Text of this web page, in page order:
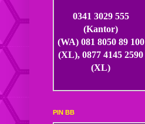
0341 3029 555
(Kantor)
(WA) 081 8050 89 100
(XL), 0877 4145 2590
(XL)
PIN BB